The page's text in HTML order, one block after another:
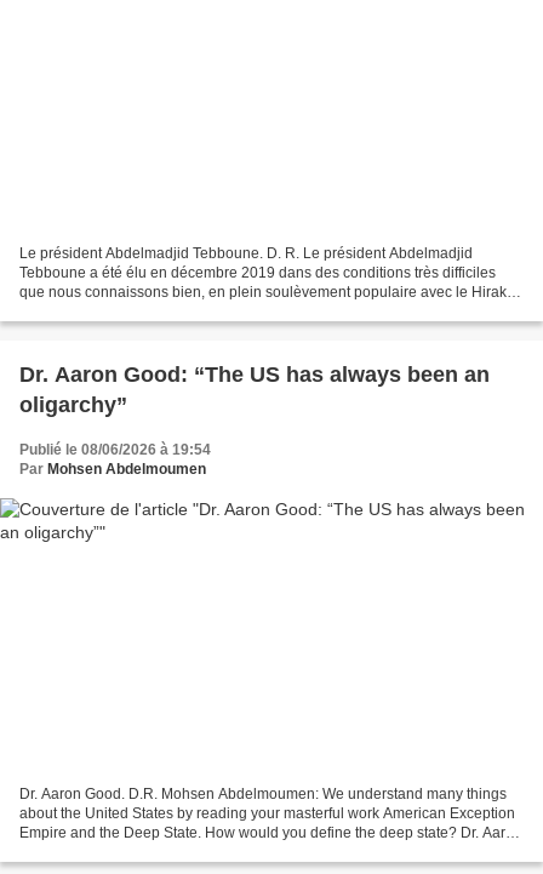
Le président Abdelmadjid Tebboune. D. R. Le président Abdelmadjid
Tebboune a été élu en décembre 2019 dans des conditions très difficiles
que nous connaissons bien, en plein soulèvement populaire avec le Hirak et
Dr. Aaron Good: “The US has always been an
oligarchy”
Publié le 08/06/2026 à 19:54
Par Mohsen Abdelmoumen
Dr. Aaron Good. D.R. Mohsen Abdelmoumen: We understand many things
about the United States by reading your masterful work American Exception
Empire and the Deep State. How would you define the deep state? Dr. Aaron